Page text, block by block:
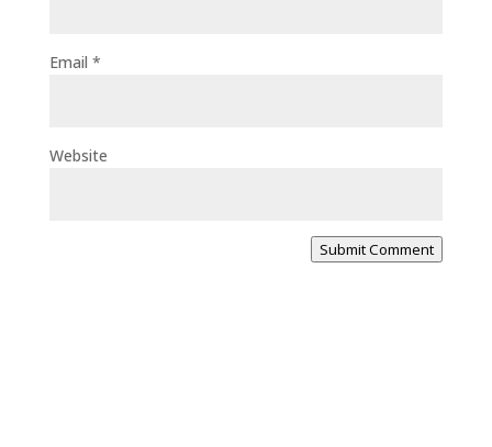
Email *
Website
Submit Comment